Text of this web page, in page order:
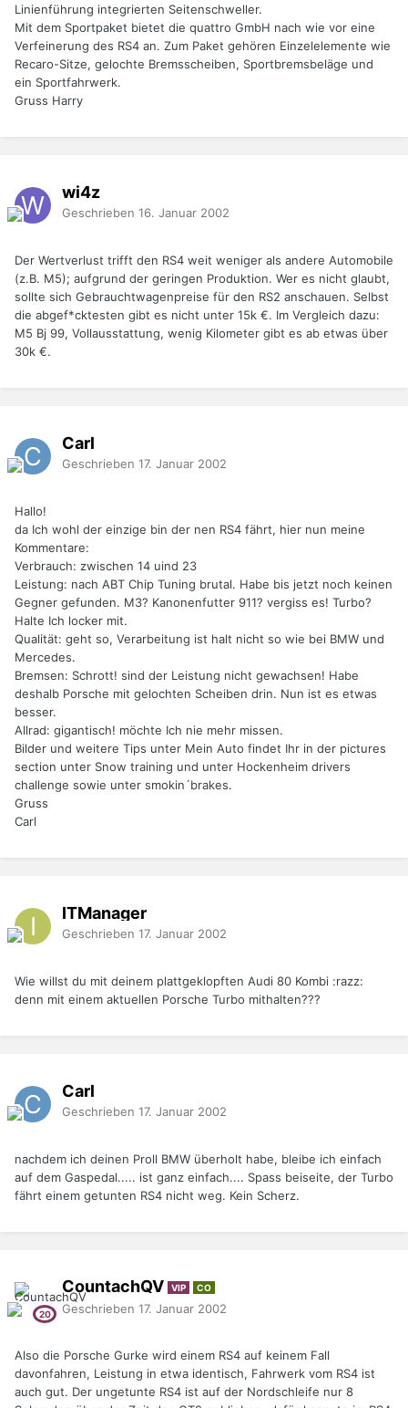
Linienführung integrierten Seitenschweller.
Mit dem Sportpaket bietet die quattro GmbH nach wie vor eine
Verfeinerung des RS4 an. Zum Paket gehören Einzelelemente wie
Recaro-Sitze, gelochte Bremsscheiben, Sportbremsbeläge und
ein Sportfahrwerk.
Gruss Harry
wi4z
Geschrieben 16. Januar 2002
Der Wertverlust trifft den RS4 weit weniger als andere Automobile
(z.B. M5); aufgrund der geringen Produktion. Wer es nicht glaubt,
sollte sich Gebrauchtwagenpreise für den RS2 anschauen. Selbst
die abgef*cktesten gibt es nicht unter 15k €. Im Vergleich dazu:
M5 Bj 99, Vollausstattung, wenig Kilometer gibt es ab etwas über
30k €.
Carl
Geschrieben 17. Januar 2002
Hallo!
da Ich wohl der einzige bin der nen RS4 fährt, hier nun meine
Kommentare:
Verbrauch: zwischen 14 uind 23
Leistung: nach ABT Chip Tuning brutal. Habe bis jetzt noch keinen
Gegner gefunden. M3? Kanonenfutter 911? vergiss es! Turbo?
Halte Ich locker mit.
Qualität: geht so, Verarbeitung ist halt nicht so wie bei BMW und
Mercedes.
Bremsen: Schrott! sind der Leistung nicht gewachsen! Habe
deshalb Porsche mit gelochten Scheiben drin. Nun ist es etwas
besser.
Allrad: gigantisch! möchte Ich nie mehr missen.
Bilder und weitere Tips unter Mein Auto findet Ihr in der pictures
section unter Snow training und unter Hockenheim drivers
challenge sowie unter smokin´brakes.
Gruss
Carl
ITManager
Geschrieben 17. Januar 2002
Wie willst du mit deinem plattgeklopften Audi 80 Kombi :razz:
denn mit einem aktuellen Porsche Turbo mithalten???
Carl
Geschrieben 17. Januar 2002
nachdem ich deinen Proll BMW überholt habe, bleibe ich einfach
auf dem Gaspedal..... ist ganz einfach.... Spass beiseite, der Turbo
fährt einem getunten RS4 nicht weg. Kein Scherz.
CountachQV VIP CO
Geschrieben 17. Januar 2002
Also die Porsche Gurke wird einem RS4 auf keinem Fall
davonfahren, Leistung in etwa identisch, Fahrwerk vom RS4 ist
auch gut. Der ungetunte RS4 ist auf der Nordschleife nur 8